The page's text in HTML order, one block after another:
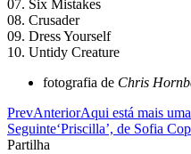
07. Six Mistakes
08. Crusader
09. Dress Yourself
10. Untidy Creature
fotografia de Chris
PrevAnteriorAqui está mais
Seguinte‘Priscilla’, de Sofia
Partilha